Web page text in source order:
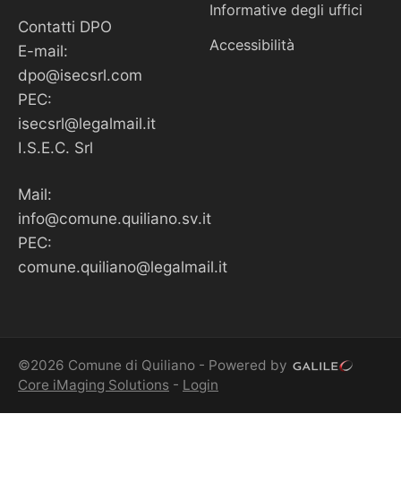
Contatti DPO
E-mail:
dpo@isecsrl.com
PEC:
isecsrl@legalmail.it
I.S.E.C. Srl
Mail:
info@comune.quiliano.sv.it
PEC:
comune.quiliano@legalmail.it
Informative degli uffici
Accessibilità
©2026 Comune di Quiliano - Powered by
Core iMaging Solutions - Login